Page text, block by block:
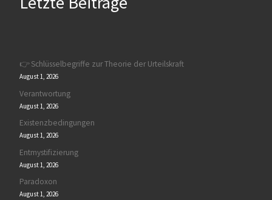
👉 Schlüsselbegriffe zur Theorie der Urteilskraft
August 1, 2026
Verantwortung
August 1, 2026
Existenzbedingungen
August 1, 2026
Entmystifizierung
August 1, 2026
Paradoxon
August 1, 2026